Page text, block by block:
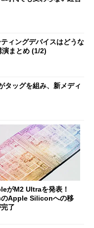
ィングデバイスはどうな
まとめ (1/2)
タッグを組み、新メディ
がM2 Ultraを発表！
のApple Siliconへの移
了